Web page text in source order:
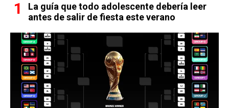
La guía que todo adolescente debería leer
antes de salir de fiesta este verano